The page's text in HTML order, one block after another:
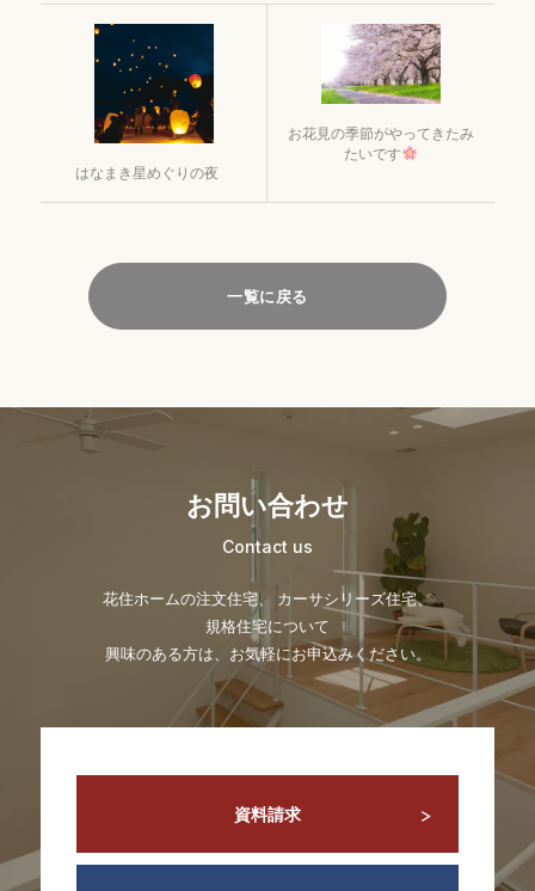
はなまき星めぐりの夜
お花見の季節がやってきたみ
たいです
一覧に戻る
お問い合わせ
Contact us
花住ホームの注文住宅、 カーサシリーズ住宅、
規格住宅について
興味のある方は、お気軽にお申込みください。
資料請求